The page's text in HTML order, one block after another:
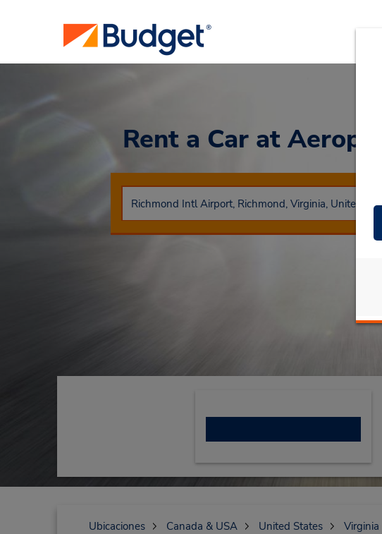
Rent a Car at
Ubicaciones Canada & USA United States Virginia